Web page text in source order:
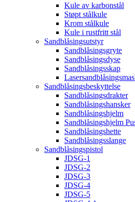
Kule av karbonstål
Støpt stålkule
Krom stålkule
Kule i rustfritt stål
Sandblåsingsutstyr
Sandblåsingsgryte
Sandblåsingsdyse
Sandblåsingsskap
Sandblåsingsbeskyttelse
Sandblåsingsdrakter
Sandblåsingshansker
Sandblåsingshjelm
Sandblåsingshjelm
Sandblåsingshette
Sandblåsingsslange
Sandblåsingspistol
JDSG-1
JDSG-2
JDSG-3
JDSG-4
JDSG-5